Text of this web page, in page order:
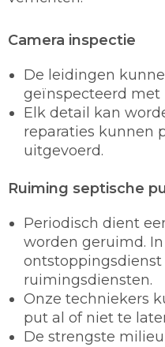
Camera inspectie
De leidingen
geïnspecteerd met
Elk detail kan
reparaties kunnen
uitgevoerd.
Ruiming septische
Periodisch dient
worden geruimd.
ruimingsdiensten.
Onze techniekers
put al of niet te
De strengste